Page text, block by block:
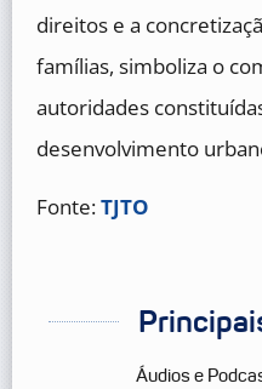
direitos e a
famílias, simboliza o
autoridades
desenvolvimento
Fonte:TJTO
Áudios e